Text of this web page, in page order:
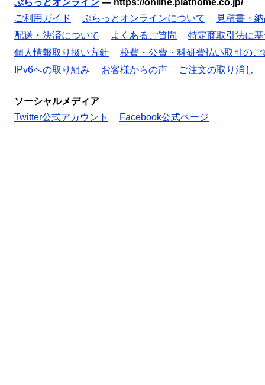
ご利用ガイド
ぷらっとオンラインについて
見積書・
配送・決済について
よくあるご質問
特定商取引法に
個人情報取り扱い方針
校費・公費・科研費払い取引のご
IPv6への取り組み
お客様からの声 ご注文の取り消し
ソーシャルメディア
Twitter公式アカウント
Facebook公式ページ